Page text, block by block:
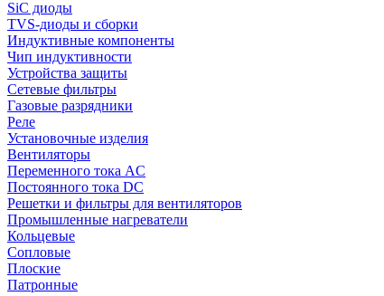
SiC диоды
TVS-диоды и сборки
Индуктивные компоненты
Чип индуктивности
Устройства защиты
Сетевые фильтры
Газовые разрядники
Реле
Установочные изделия
Вентиляторы
Переменного тока AC
Постоянного тока DC
Решетки и фильтры для вентиляторов
Промышленные нагреватели
Кольцевые
Сопловые
Плоские
Патронные